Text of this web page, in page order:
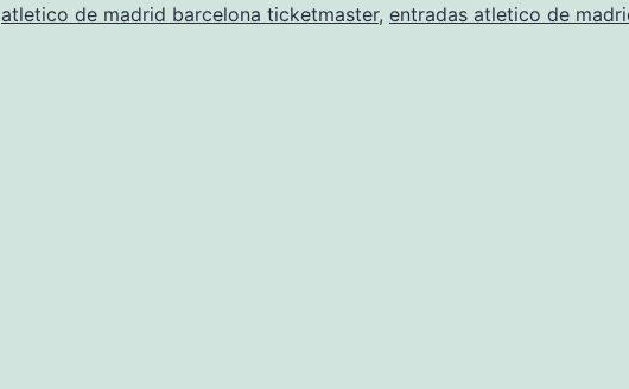
sala
atletico de madrid barcelona ticketmaster, entradas atletico de